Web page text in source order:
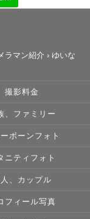
ラマン紹介 › ゆいな
撮影料金
、ファミリー
ボーンフォト
ニティフォト
、カップル
フィール写真